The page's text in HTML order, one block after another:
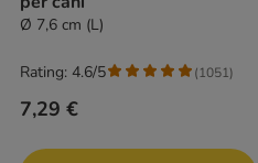
Ø 7,6 cm (L)
7,29 €
Rating: 4.6/5 (1051)